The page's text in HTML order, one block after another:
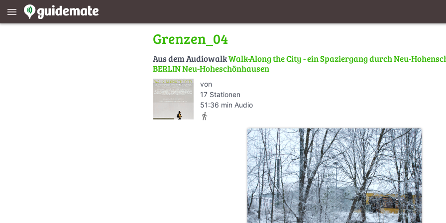
menu
Grenzen_04
Aus dem AudiowalkWalk-Along the City - ein Spaziergang durch Neu-
BERLIN Neu-Hoheschönhausen
von
17 Stationen
51:36 min Audio
directions_walk